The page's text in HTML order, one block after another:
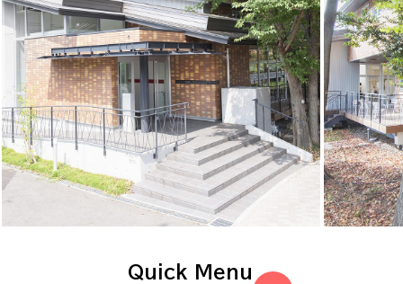
Quick Menu